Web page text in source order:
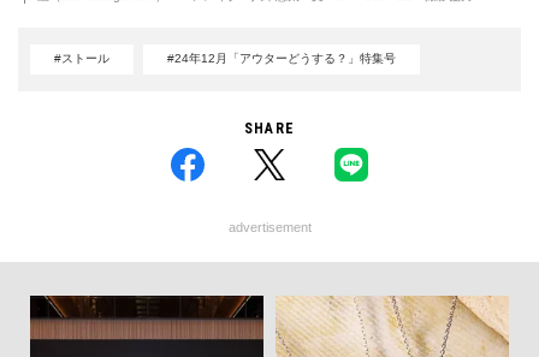
#ストール #24年12月「アウターどうする？」特集号
SHARE
advertisement